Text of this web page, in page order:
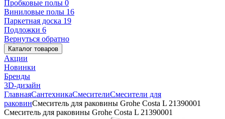
Пробковые полы 0
Виниловые полы 16
Паркетная доска 19
Подложки 6
Вернуться обратно
Каталог товаров
Акции
Новинки
Бренды
3D-дизайн
ГлавнаяСантехникаСмесителиСмесители для
раковинСмеситель для раковины Grohe Costa L 21390001
Смеситель для раковины Grohe Costa L 21390001